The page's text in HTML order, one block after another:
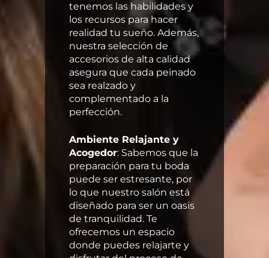
tenemos las habilidades y
los recursos para hacer
realidad tu sueño. Además,
nuestra selección de
accesorios de alta calidad
asegura que cada peinado
sea realzado y
complementado a la
perfección.
Ambiente Relajante y
Acogedor: Sabemos que la
preparación para tu boda
puede ser estresante, por
lo que nuestro salón está
diseñado para ser un oasis
de tranquilidad. Te
ofrecemos un espacio
donde puedes relajarte y